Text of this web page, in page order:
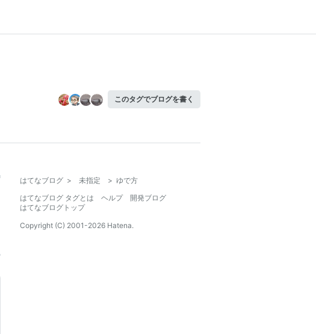
このタグでブログを書く
はてなブログ > 未指定 > ゆで方
はてなブログ タグとは
ヘルプ
開発ブログ
はてなブログトップ
Copyright (C) 2001-2026 Hatena.